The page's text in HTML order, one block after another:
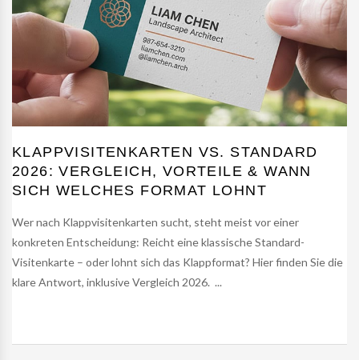
KLAPPVISITENKARTEN VS. STANDARD
2026: VERGLEICH, VORTEILE & WANN
SICH WELCHES FORMAT LOHNT
Wer nach Klappvisitenkarten sucht, steht meist vor einer
konkreten Entscheidung: Reicht eine klassische Standard-
Visitenkarte – oder lohnt sich das Klappformat? Hier finden Sie die
klare Antwort, inklusive Vergleich 2026. ...